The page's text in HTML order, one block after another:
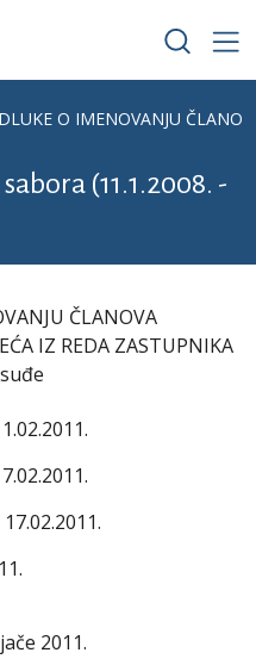
O IMENOVANJU
(11.1.2008. -
ČLANOVA
IZ REDA ZASTUPNIKA
17.02.2011.
2011.